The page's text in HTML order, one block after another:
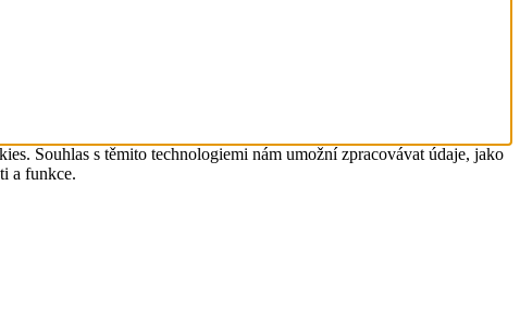
Souhlas s těmito technologiemi nám umožní zpracovávat údaje, jako
a funkce.